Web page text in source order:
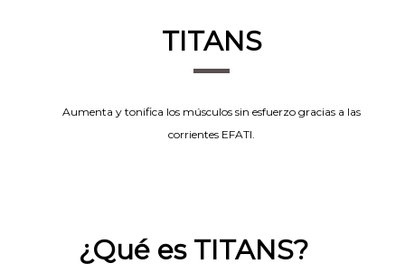
TITANS
Aumenta y tonifica los músculos sin esfuerzo gracias a las
corrientes EFATI.
¿Qué es TITANS?